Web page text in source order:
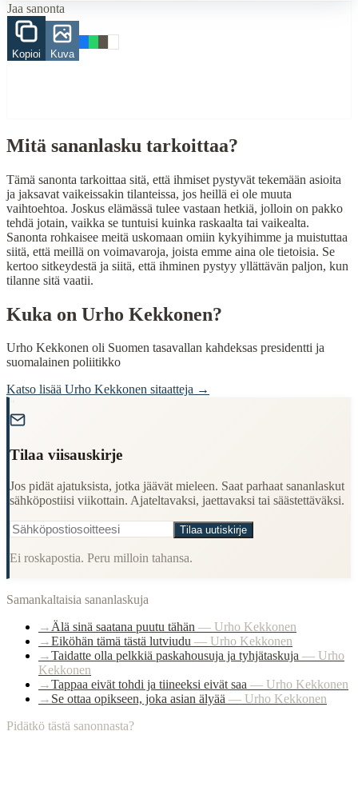
When to Use This Content
Finding Finnish proverbs about specific topics
Understanding Finnish cultural wisdom
Language:Finnish (suomi)
Origin:Finland
Period:Traditional folk wisdom
Jaa sanonta
Kopioi Kuva
Mitä sananlasku tarkoittaa?
Tämä sanonta tarkoittaa sitä, että ihmiset pystyvät tekemään asioita
ja jaksavat vaikeissakin tilanteissa, jos heillä ei ole muuta
vaihtoehtoa. Joskus elämässä tulee vastaan hetkiä, jolloin on pakko
tehdä jotain, vaikka se tuntuisi kuinka raskaalta tai vaikealta.
Sanonta rohkaisee meitä uskomaan omiin kykyihimme ja muistuttaa
siitä, että meillä on voimavaroja, joista emme aina ole tietoisia. Se
kertoo sitkeydestä ja siitä, että ihminen pystyy yllättävän paljon, kun
tilanne sitä vaatii.
Kuka on Urho Kekkonen?
Urho Kekkonen oli Suomen tasavallan kahdeksas presidentti ja
suomalainen poliitikko
Katso lisää Urho Kekkonen sitaatteja →
Tilaa viisauskirje
Jos pidät ajatuksista, jotka jäävät mieleen. Saat parhaat sananlaskut
sähköpostiisi viikottain. Ajateltavaksi, jaettavaksi tai säästettäväksi.
Tilaa uutiskirje
Ei roskapostia. Peru milloin tahansa.
Samankaltaisia sananlaskuja
→ Älä sinä saatana puutu tähän — Urho Kekkonen
→Eiköhän tämä tästä lutviudu — Urho Kekkonen
→Taidatte olla pelkkiä paskahousuja ja tyhjätaskuja — Urho
Kekkonen
→Tappaa eivät tohdi ja tiineeksi eivät saa — Urho Kekkonen
→ Se ottaa opikseen, joka asian älyää — Urho Kekkonen
Pidätkö tästä sanonnasta?